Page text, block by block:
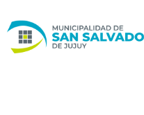
al